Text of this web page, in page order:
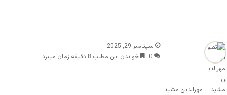
مهرالدین مشید
سپتامبر 29, 2025
0
خواندن این مطلب 8 دقیقه زمان میبرد